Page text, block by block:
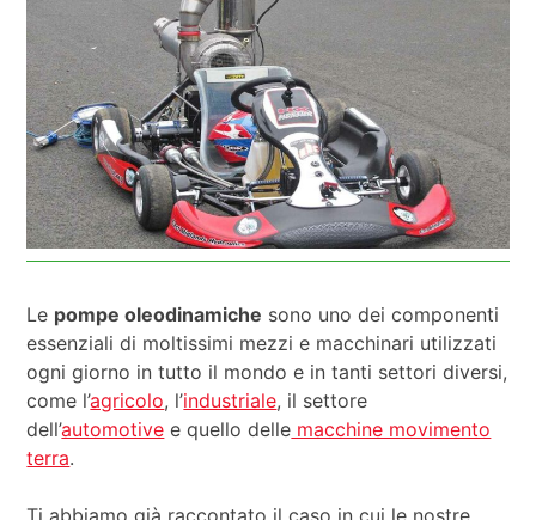
Le pompe oleodinamiche sono uno dei componenti
essenziali di moltissimi mezzi e macchinari utilizzati
ogni giorno in tutto il mondo e in tanti settori diversi,
come l’agricolo, l’industriale, il settore
dell’automotive e quello delle macchine movimento
terra.